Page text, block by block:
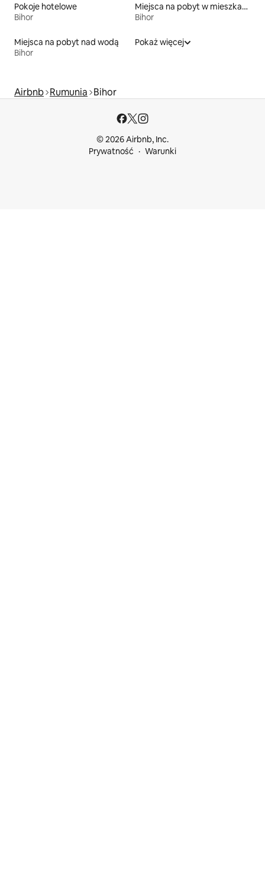
Pokoje hotelowe
Bihor
Miejsca na pobyt w mieszkaniach typu condo
Bihor
Miejsca na pobyt nad wodą
Bihor
Pokaż więcej
Airbnb Rumunia Bihor
© 2026 Airbnb, Inc.
Prywatność
Warunki